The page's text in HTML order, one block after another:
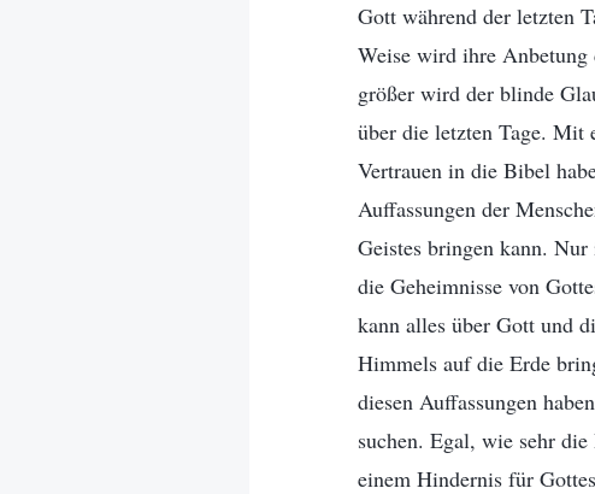
Gott während der letzten
Weise wird ihre Anbetung
größer wird der blinde
über die letzten Tage. Mit
Vertrauen in die Bibel
Auffassungen der
Geistes bringen kann.
die Geheimnisse von
kann alles über Gott und
Himmels auf die Erde
diesen Auffassungen
suchen. Egal, wie sehr
einem Hindernis für